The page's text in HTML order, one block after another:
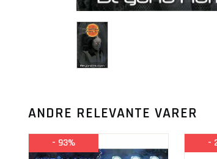
ANDRE RELEVANTE VARER
- 93% -